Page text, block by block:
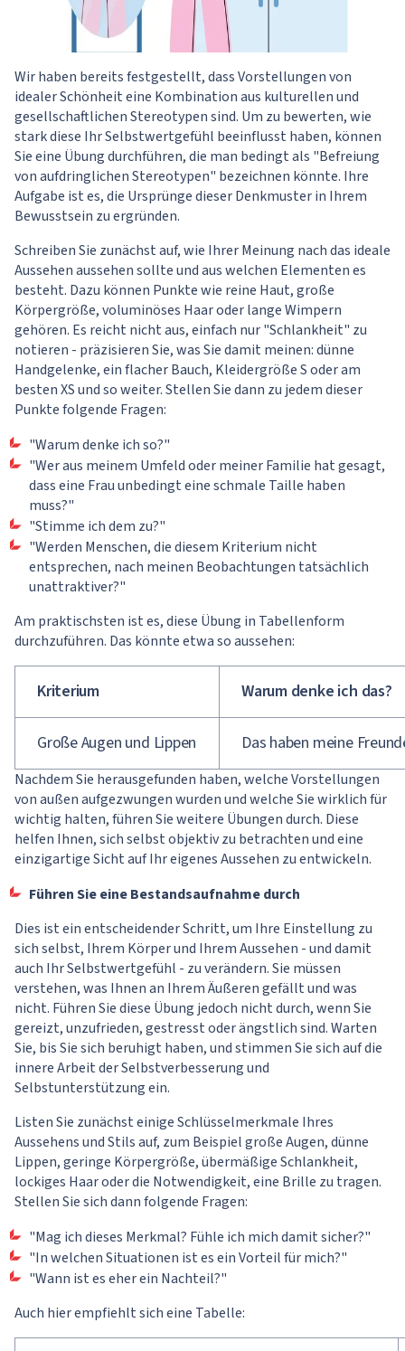
Wir haben bereits festgestellt, dass Vorstellungen von
idealer Schönheit eine Kombination aus kulturellen und
gesellschaftlichen Stereotypen sind. Um zu bewerten, wie
stark diese Ihr Selbstwertgefühl beeinflusst haben, können
Sie eine Übung durchführen, die man bedingt als "Befreiung
von aufdringlichen Stereotypen" bezeichnen könnte. Ihre
Aufgabe ist es, die Ursprünge dieser Denkmuster in Ihrem
Bewusstsein zu ergründen.
Schreiben Sie zunächst auf, wie Ihrer Meinung nach das ideale
Aussehen aussehen sollte und aus welchen Elementen es
besteht. Dazu können Punkte wie reine Haut, große
Körpergröße, voluminöses Haar oder lange Wimpern
gehören. Es reicht nicht aus, einfach nur "Schlankheit" zu
notieren - präzisieren Sie, was Sie damit meinen: dünne
Handgelenke, ein flacher Bauch, Kleidergröße S oder am
besten XS und so weiter. Stellen Sie dann zu jedem dieser
Punkte folgende Fragen:
"Warum denke ich so?"
"Wer aus meinem Umfeld oder meiner Familie hat gesagt,
dass eine Frau unbedingt eine schmale Taille haben
muss?"
"Stimme ich dem zu?"
"Werden Menschen, die diesem Kriterium nicht
entsprechen, nach meinen Beobachtungen tatsächlich
unattraktiver?"
Am praktischsten ist es, diese Übung in Tabellenform
durchzuführen. Das könnte etwa so aussehen:
Kriterium Warum denke ich das?
Große Augen und Lippen Das haben meine
Nachdem Sie herausgefunden haben, welche Vorstellungen
von außen aufgezwungen wurden und welche Sie wirklich für
wichtig halten, führen Sie weitere Übungen durch. Diese
helfen Ihnen, sich selbst objektiv zu betrachten und eine
einzigartige Sicht auf Ihr eigenes Aussehen zu entwickeln.
Führen Sie eine Bestandsaufnahme durch
Dies ist ein entscheidender Schritt, um Ihre Einstellung zu
sich selbst, Ihrem Körper und Ihrem Aussehen - und damit
auch Ihr Selbstwertgefühl - zu verändern. Sie müssen
verstehen, was Ihnen an Ihrem Äußeren gefällt und was
nicht. Führen Sie diese Übung jedoch nicht durch, wenn Sie
gereizt, unzufrieden, gestresst oder ängstlich sind. Warten
Sie, bis Sie sich beruhigt haben, und stimmen Sie sich auf die
innere Arbeit der Selbstverbesserung und
Selbstunterstützung ein.
Listen Sie zunächst einige Schlüsselmerkmale Ihres
Aussehens und Stils auf, zum Beispiel große Augen, dünne
Lippen, geringe Körpergröße, übermäßige Schlankheit,
lockiges Haar oder die Notwendigkeit, eine Brille zu tragen.
Stellen Sie sich dann folgende Fragen:
"Mag ich dieses Merkmal? Fühle ich mich damit sicher?"
"In welchen Situationen ist es ein Vorteil für mich?"
"Wann ist es eher ein Nachteil?"
Auch hier empfiehlt sich eine Tabelle: